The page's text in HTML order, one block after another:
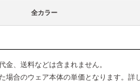
全カラー
、送料などは含まれません。
場合のウェア本体の単価となります。詳